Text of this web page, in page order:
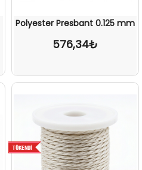
Polyester Presbant 0.125 mm
576,34₺